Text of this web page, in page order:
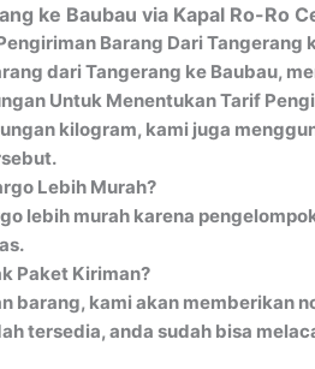
ke Baubau via Kapal Ro-Ro
Barang Dari Tangerang
dari Tangerang ke Baubau,
Untuk Menentukan Tarif
kilogram, kami juga
Lebih Murah?
lebih murah karena
Paket Kiriman?
barang, kami akan memberikan
tersedia, anda sudah bisa